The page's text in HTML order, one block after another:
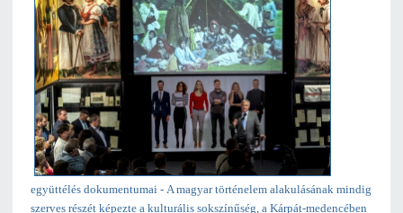
együttélés dokumentumai - A magyar történelem alakulásának mindig
szerves részét képezte a kulturális sokszínűség, a Kárpát-medencében